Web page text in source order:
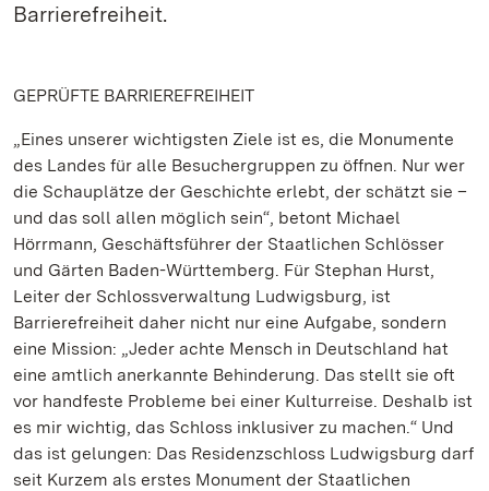
Barrierefreiheit.
GEPRÜFTE BARRIEREFREIHEIT
„Eines unserer wichtigsten Ziele ist es, die Monumente
des Landes für alle Besuchergruppen zu öffnen. Nur wer
die Schauplätze der Geschichte erlebt, der schätzt sie –
und das soll allen möglich sein“, betont Michael
Hörrmann, Geschäftsführer der Staatlichen Schlösser
und Gärten Baden-Württemberg. Für Stephan Hurst,
Leiter der Schlossverwaltung Ludwigsburg, ist
Barrierefreiheit daher nicht nur eine Aufgabe, sondern
eine Mission: „Jeder achte Mensch in Deutschland hat
eine amtlich anerkannte Behinderung. Das stellt sie oft
vor handfeste Probleme bei einer Kulturreise. Deshalb ist
es mir wichtig, das Schloss inklusiver zu machen.“ Und
das ist gelungen: Das Residenzschloss Ludwigsburg darf
seit Kurzem als erstes Monument der Staatlichen